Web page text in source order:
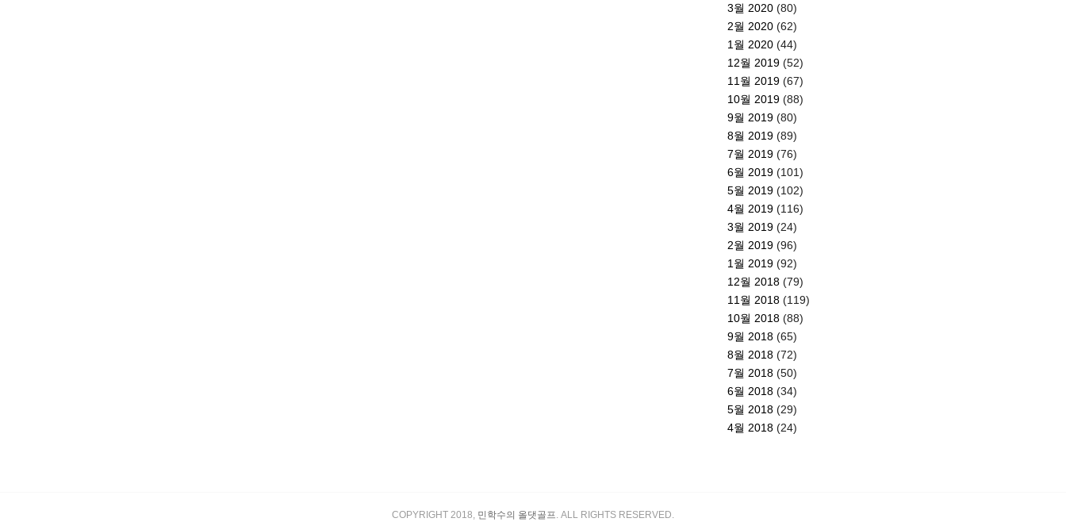
3월 2020 (80)
2월 2020 (62)
1월 2020 (44)
12월 2019 (52)
11월 2019 (67)
10월 2019 (88)
9월 2019 (80)
8월 2019 (89)
7월 2019 (76)
6월 2019 (101)
5월 2019 (102)
4월 2019 (116)
3월 2019 (24)
2월 2019 (96)
1월 2019 (92)
12월 2018 (79)
11월 2018 (119)
10월 2018 (88)
9월 2018 (65)
8월 2018 (72)
7월 2018 (50)
6월 2018 (34)
5월 2018 (29)
4월 2018 (24)
COPYRIGHT 2018, 민학수의 올댓골프. ALL RIGHTS RESERVED.